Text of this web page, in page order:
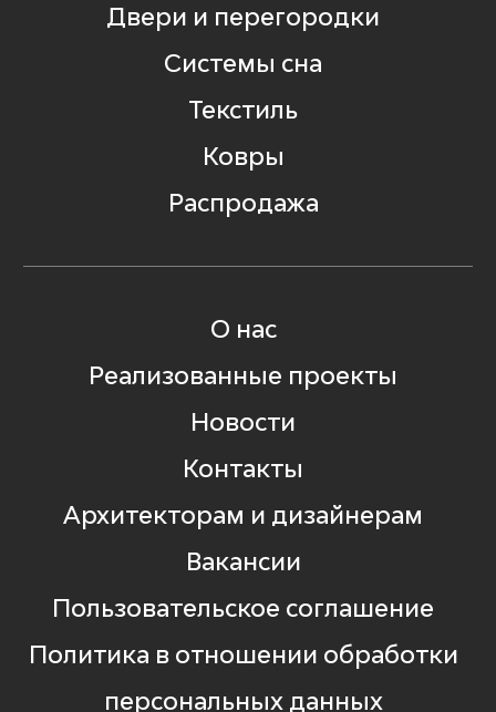
Двери и перегородки
Системы сна
Текстиль
Ковры
Распродажа
О нас
Реализованные проекты
Новости
Контакты
Архитекторам и дизайнерам
Вакансии
Пользовательское соглашение
Политика в отношении обработки
персональных данных